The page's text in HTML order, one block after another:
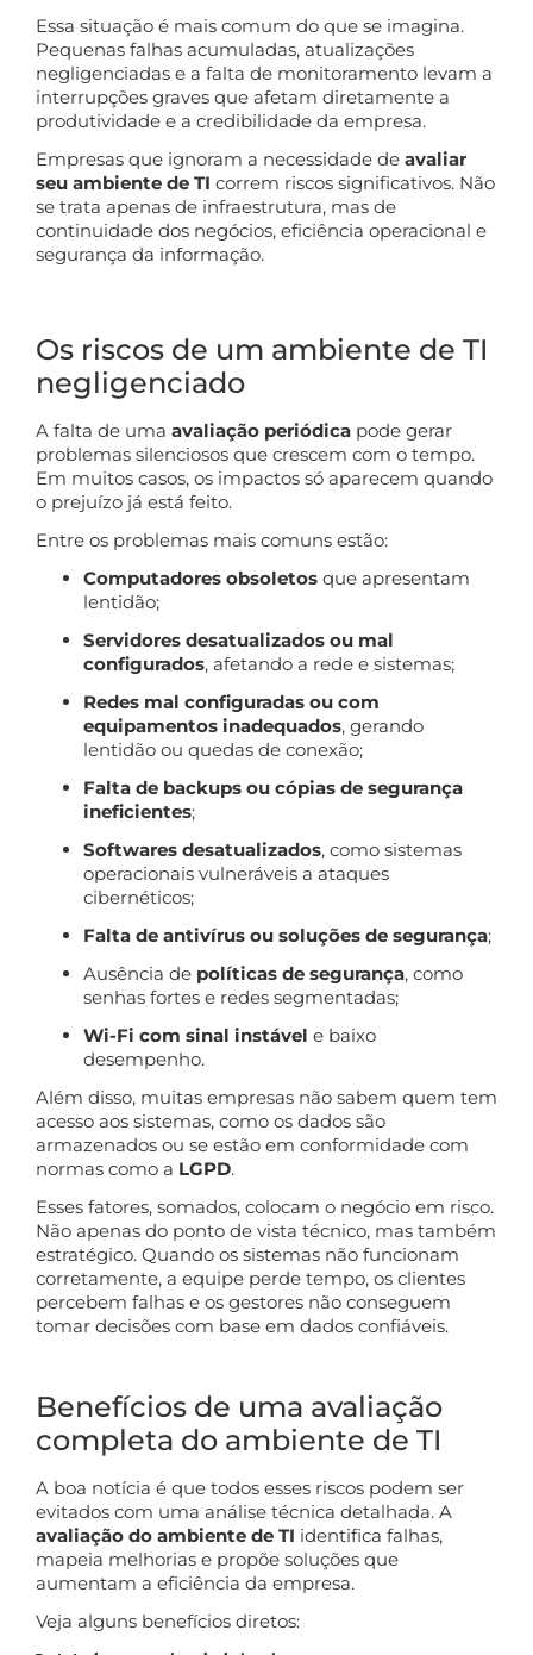
Essa situação é mais comum do que se imagina.
Pequenas falhas acumuladas, atualizações
negligenciadas e a falta de monitoramento levam a
interrupções graves que afetam diretamente a
produtividade e a credibilidade da empresa.
Empresas que ignoram a necessidade de avaliar
seu ambiente de TI correm riscos significativos. Não
se trata apenas de infraestrutura, mas de
continuidade dos negócios, eficiência operacional e
segurança da informação.
Os riscos de um ambiente de TI
negligenciado
A falta de uma avaliação periódica pode gerar
problemas silenciosos que crescem com o tempo.
Em muitos casos, os impactos só aparecem quando
o prejuízo já está feito.
Entre os problemas mais comuns estão:
Computadores obsoletos que apresentam
lentidão;
Servidores desatualizados ou mal
configurados, afetando a rede e sistemas;
Redes mal configuradas ou com
equipamentos inadequados, gerando
lentidão ou quedas de conexão;
Falta de backups ou cópias de segurança
ineficientes;
Softwares desatualizados, como sistemas
operacionais vulneráveis a ataques
cibernéticos;
Falta de antivírus ou soluções de segurança;
Ausência de políticas de segurança, como
senhas fortes e redes segmentadas;
Wi-Fi com sinal instável e baixo
desempenho.
Além disso, muitas empresas não sabem quem tem
acesso aos sistemas, como os dados são
armazenados ou se estão em conformidade com
normas como a LGPD.
Esses fatores, somados, colocam o negócio em risco.
Não apenas do ponto de vista técnico, mas também
estratégico. Quando os sistemas não funcionam
corretamente, a equipe perde tempo, os clientes
percebem falhas e os gestores não conseguem
tomar decisões com base em dados confiáveis.
Benefícios de uma avaliação
completa do ambiente de TI
A boa notícia é que todos esses riscos podem ser
evitados com uma análise técnica detalhada. A
avaliação do ambiente de TI identifica falhas,
mapeia melhorias e propõe soluções que
aumentam a eficiência da empresa.
Veja alguns benefícios diretos: